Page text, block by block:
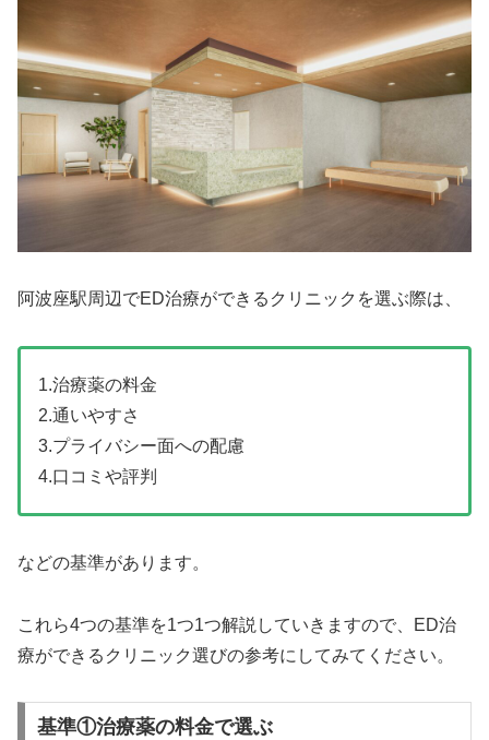
阿波座駅周辺でED治療ができるクリニックを選ぶ際は、
1.治療薬の料金
2.通いやすさ
3.プライバシー面への配慮
4.口コミや評判
などの基準があります。
これら4つの基準を1つ1つ解説していきますので、ED治
療ができるクリニック選びの参考にしてみてください。
基準①治療薬の料金で選ぶ